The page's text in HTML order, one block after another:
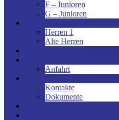
F – Junioren
G – Junioren
Herren 1
Alte Herren
Anfahrt
Kontakte
Dokumente